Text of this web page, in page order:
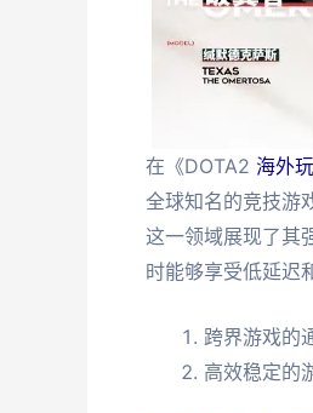
在《DOTA2 海外
全球知名的竞技游
这一领域展现了其
时能够享受低延迟
跨界游戏的
高效稳定的